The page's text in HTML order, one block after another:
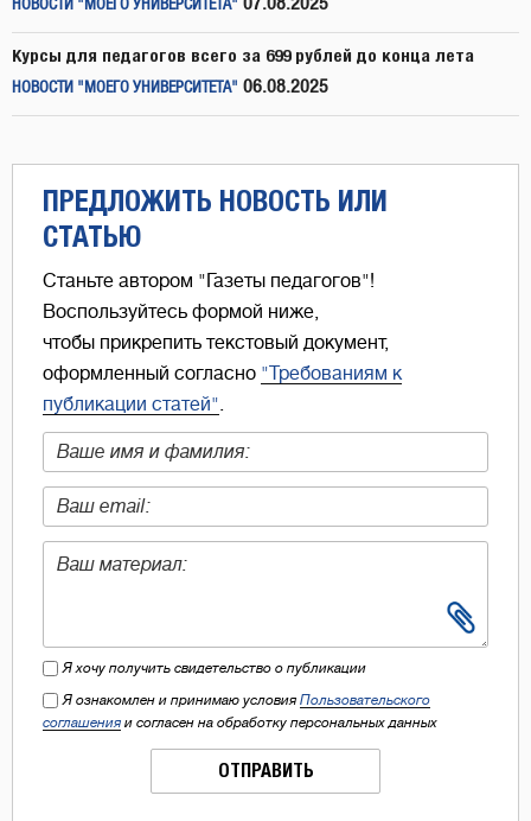
НОВОСТИ "МОЕГО УНИВЕРСИТЕТА" 07.08.2025
Курсы для педагогов всего за 699 рублей до конца лета
НОВОСТИ "МОЕГО УНИВЕРСИТЕТА" 06.08.2025
ПРЕДЛОЖИТЬ НОВОСТЬ ИЛИ
СТАТЬЮ
Станьте автором "Газеты педагогов"!
Воспользуйтесь формой ниже,
чтобы прикрепить текстовый документ,
оформленный согласно "Требованиям к
публикации статей"
Я хочу получить свидетельство о публикации
Я ознакомлен и принимаю условия Пользовательского
соглашения и согласен на обработку персональных данных
ОТПРАВИТЬ